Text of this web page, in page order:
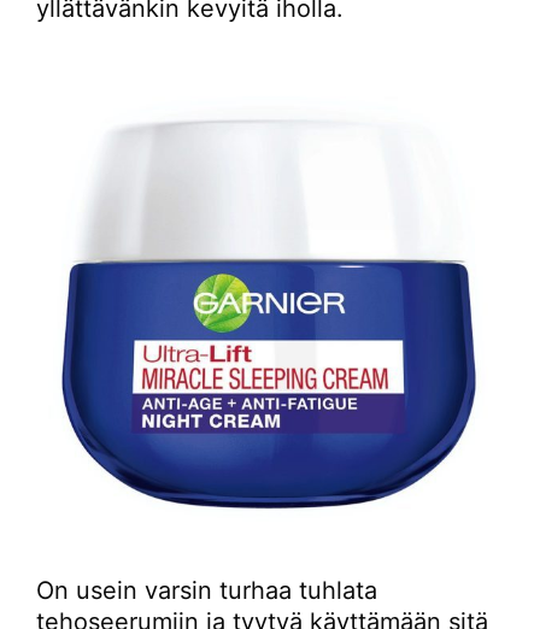
yllättävänkin kevyitä iholla.
On usein varsin turhaa tuhlata
tehoseerumiin ja tyytyä käyttämään sitä